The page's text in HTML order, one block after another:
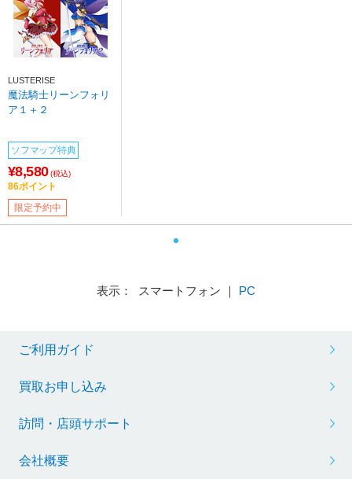
LUSTERISE
魔法騎士リーンフォリ
ア１＋２
ソフマップ特典
¥8,580 (税込)
86ポイント
限定予約中
表示： スマートフォン ｜ PC
ご利用ガイド
買取お申し込み
訪問・店頭サポート
会社概要